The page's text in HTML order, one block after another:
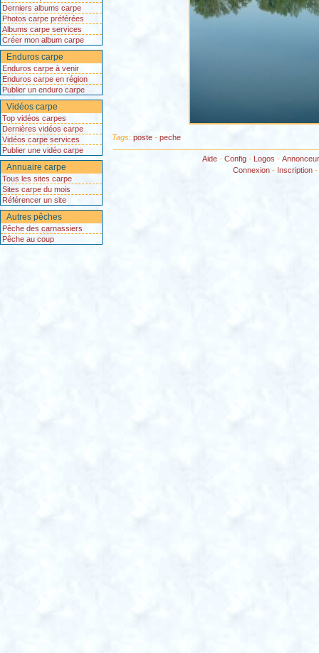
Derniers albums carpe
Photos carpe préférées
Albums carpe services
Créer mon album carpe
Enduros carpe
Enduros carpe à venir
Enduros carpe en région
Publier un enduro carpe
Vidéos carpe
Top vidéos carpes
Dernières vidéos carpe
Vidéos carpe services
Publier une vidéo carpe
Annuaire carpe
Tous les sites carpe
Sites carpe du mois
Référencer un site
Autres pêches
Pêche des carnassiers
Pêche au coup
Tags: poste- peche
Aide- Config- Logos -
Connexion - Inscription -